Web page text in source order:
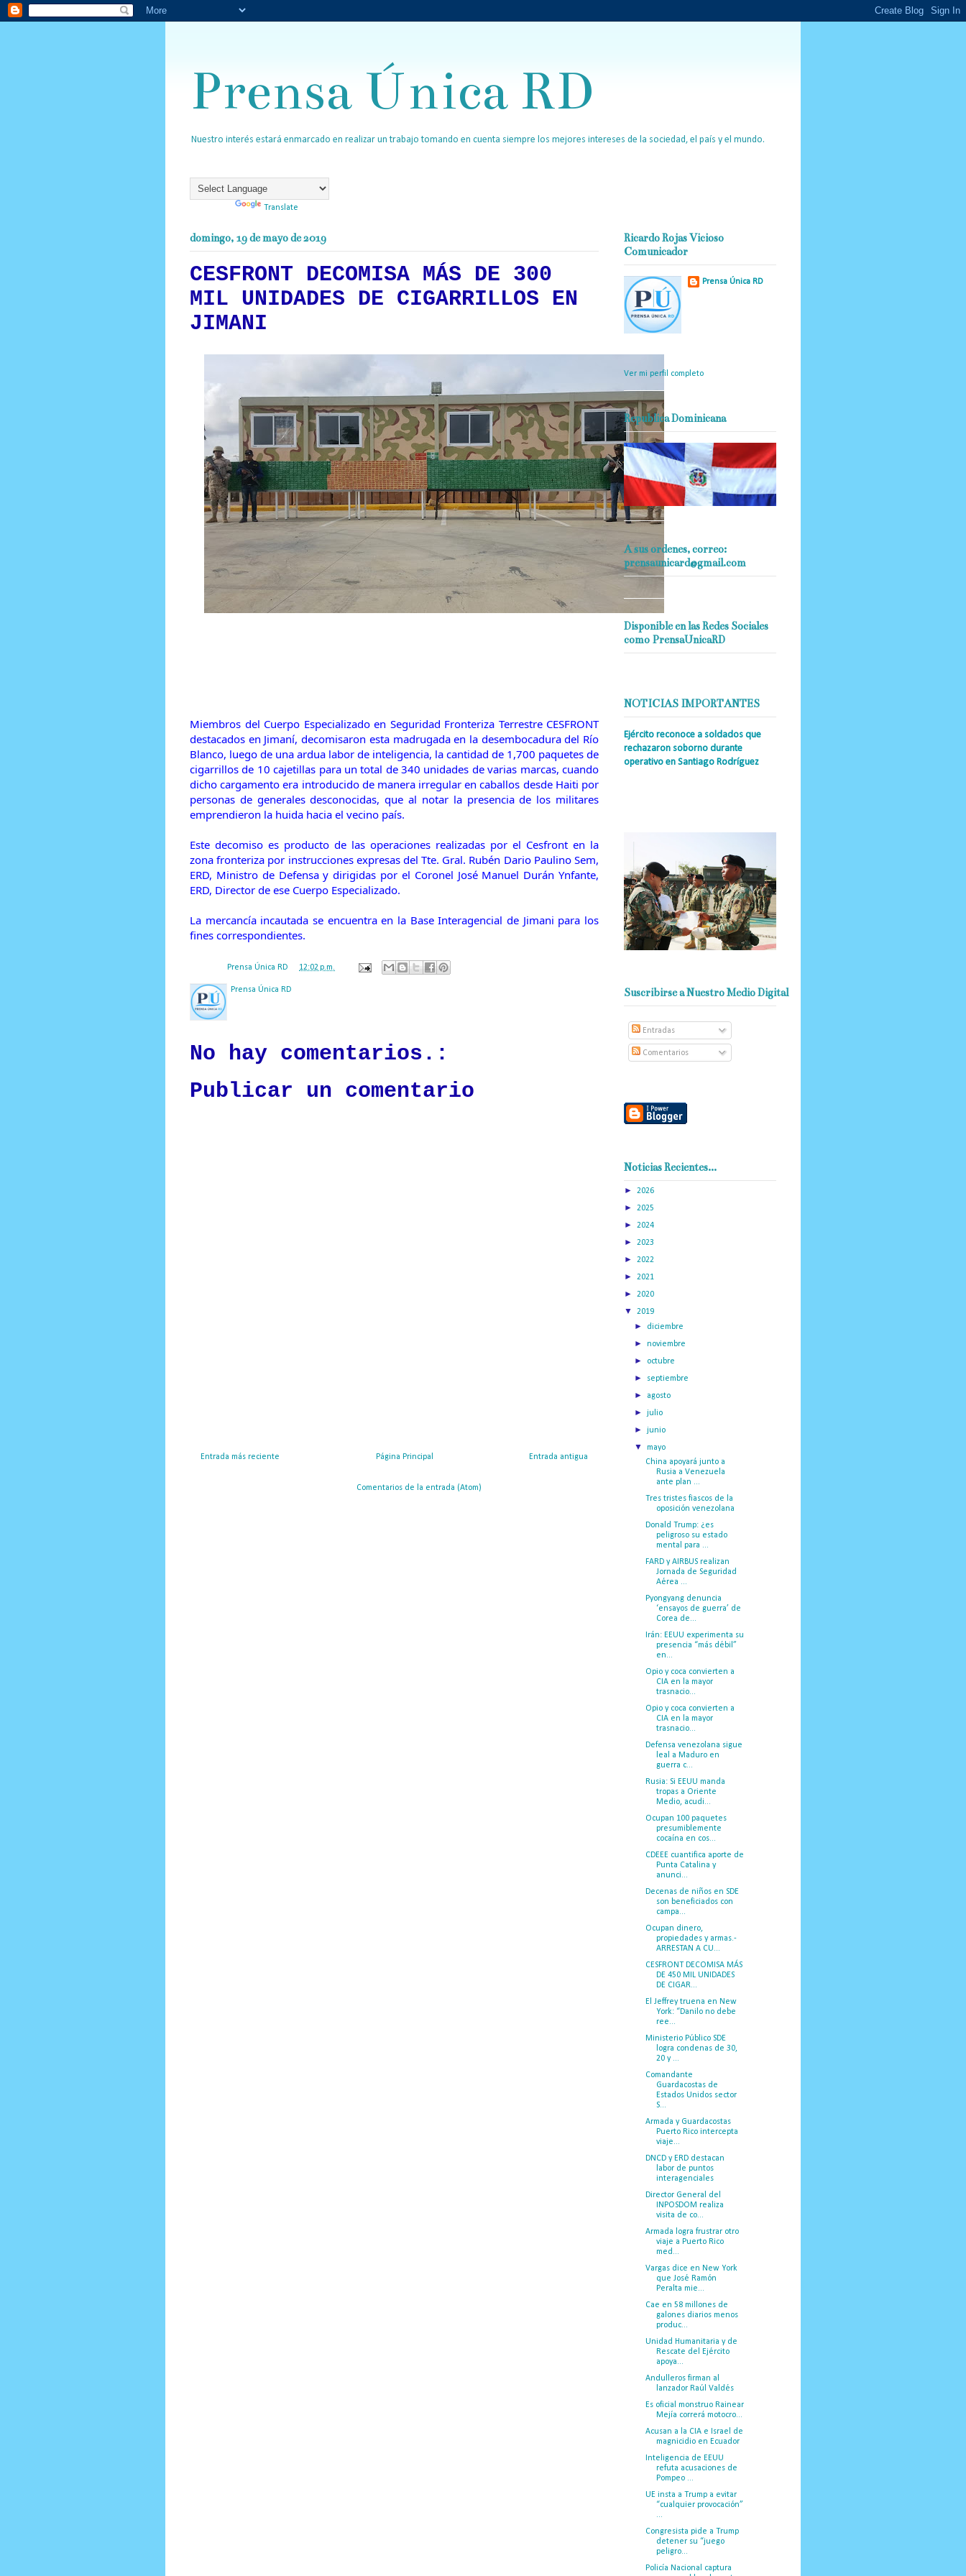
Prensa Única RD
Nuestro interés estará enmarcado en realizar un trabajo tomando en cuenta siempre los mejores intereses de la sociedad, el país y el mundo.
Translate
domingo, 19 de mayo de 2019
CESFRONT DECOMISA MÁS DE 300
MIL UNIDADES DE CIGARRILLOS EN
JIMANI
Miembros del Cuerpo Especializado en Seguridad Fronteriza Terrestre CESFRONT
destacados en Jimaní, decomisaron esta madrugada en la desembocadura del Río
Blanco, luego de una ardua labor de inteligencia, la cantidad de 1,700 paquetes de
cigarrillos de 10 cajetillas para un total de 340 unidades de varias marcas, cuando
dicho cargamento era introducido de manera irregular en caballos desde Haiti por
personas de generales desconocidas, que al notar la presencia de los militares
emprendieron la huida hacia el vecino país.
Este decomiso es producto de las operaciones realizadas por el Cesfront en la
zona fronteriza por instrucciones expresas del Tte. Gral. Rubén Dario Paulino Sem,
ERD, Ministro de Defensa y dirigidas por el Coronel José Manuel Durán Ynfante,
ERD, Director de ese Cuerpo Especializado.
La mercancía incautada se encuentra en la Base Interagencial de Jimani para los
fines correspondientes.
Prensa Única RD 12:02 p.m.
Prensa Única RD
No hay comentarios.:
Publicar un comentario
Entrada más reciente Entrada antigua
Página Principal
Comentarios de la entrada (Atom)
Ricardo Rojas Vicioso
Comunicador
Prensa Única RD
Ver mi perfil completo
Republica Dominicana
A sus ordenes, correo:
prensaunicard@gmail.com
Disponible en las Redes Sociales
como PrensaUnicaRD
NOTICIAS IMPORTANTES
Ejército reconoce a soldados que
rechazaron soborno durante
operativo en Santiago Rodríguez
Suscribirse a Nuestro Medio Digital
Entradas
Comentarios
Noticias Recientes...
► 2026
► 2025
► 2024
► 2023
► 2022
► 2021
► 2020
▼ 2019
► diciembre
►noviembre
► octubre
► septiembre
► agosto
►julio
►junio
▼mayo
China apoyará junto a
Rusia a Venezuela
ante plan ...
Tres tristes fiascos de la
oposición venezolana
Donald Trump: ¿es
peligroso su estado
mental para ...
FARD y AIRBUS realizan
Jornada de Seguridad
Aérea ...
Pyongyang denuncia
‘ensayos de guerra’ de
Corea de...
Irán: EEUU experimenta su
presencia “más débil”
en...
Opio y coca convierten a
CIA en la mayor
trasnacio...
Opio y coca convierten a
CIA en la mayor
trasnacio...
Defensa venezolana sigue
leal a Maduro en
guerra c...
Rusia: Si EEUU manda
tropas a Oriente
Medio, acudi...
Ocupan 100 paquetes
presumiblemente
cocaína en cos...
CDEEE cuantifica aporte de
Punta Catalina y
anunci...
Decenas de niños en SDE
son beneficiados con
campa...
Ocupan dinero,
propiedades y armas.-
ARRESTAN A CU...
CESFRONT DECOMISA MÁS
DE 450 MIL UNIDADES
DE CIGAR...
El Jeffrey truena en New
York: “Danilo no debe
ree...
Ministerio Público SDE
logra condenas de 30,
20 y ...
Comandante
Guardacostas de
Estados Unidos sector
S...
Armada y Guardacostas
Puerto Rico intercepta
viaje...
DNCD y ERD destacan
labor de puntos
interagenciales
Director General del
INPOSDOM realiza
visita de co...
Armada logra frustrar otro
viaje a Puerto Rico
med...
Vargas dice en New York
que José Ramón
Peralta mie...
Cae en 58 millones de
galones diarios menos
produc...
Unidad Humanitaria y de
Rescate del Ejército
apoya...
Andulleros firman al
lanzador Raúl Valdés
Es oficial monstruo Rainear
Mejía correrá motocro...
Acusan a la CIA e Israel de
magnicidio en Ecuador
Inteligencia de EEUU
refuta acusaciones de
Pompeo ...
UE insta a Trump a evitar
“cualquier provocación”
...
Congresista pide a Trump
detener su “juego
peligro...
Policía Nacional captura